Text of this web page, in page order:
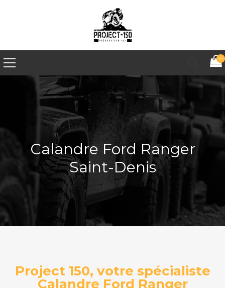
0
Calandre Ford Ranger
Saint-Denis
Project 150, votre spécialiste
Calandre Ford Ranger